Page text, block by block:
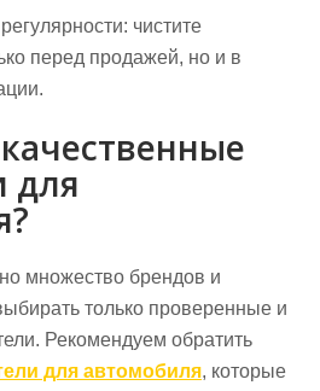
чистите
перед продажей, но и в
для
множество брендов и
только проверенные и
Рекомендуем обратить
для автомобиля, которые